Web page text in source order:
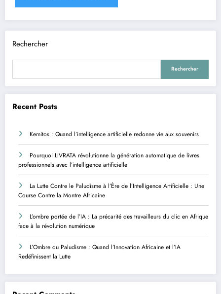
Rechercher
Rechercher
Recent Posts
Kemitos : Quand l’intelligence artificielle redonne vie aux souvenirs
Pourquoi LIVRATA révolutionne la génération automatique de livres
professionnels avec l’intelligence artificielle
La Lutte Contre le Paludisme à l’Ère de l’Intelligence Artificielle : Une
Course Contre la Montre Africaine
L’ombre portée de l’IA : La précarité des travailleurs du clic en Afrique
face à la révolution numérique
L’Ombre du Paludisme : Quand l’Innovation Africaine et l’IA
Redéfinissent la Lutte